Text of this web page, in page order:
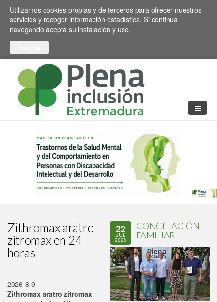
Pasar al contenido principal
Toggle high contrast
Utilizamos cookies propias y de terceros para ofrecer nuestros
servicios y recoger información estadística. Si continua
navegando acepta su instalación y uso.
Zithromax aratro
zitromax en 24
horas
2026-8-9
Zithromax aratro zitromax
22
JUL
2026
CONCILIACIÓN
FAMILIAR